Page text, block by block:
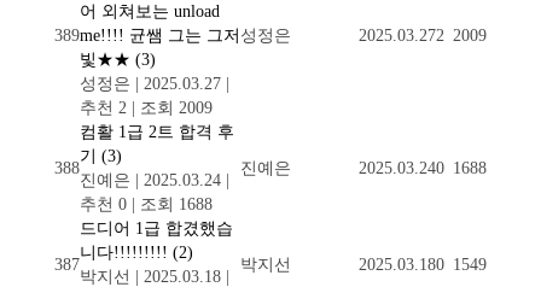
389
어 외쳐보는 unload
me!!!! 균쌤 그는 그저
빛★★ (3)
성정은 | 2025.03.27 |
추천 2 | 조회 2009
성정은 2025.03.272 2009
388
컴활 1급 2트 합격 후
기 (3)
진예은 | 2025.03.24 |
추천 0 | 조회 1688
진예은 2025.03.240 1688
387
드디어 1급 합겼했습
니다!!!!!!!!! (2)
박지선 | 2025.03.18 |
박지선 2025.03.180 1549